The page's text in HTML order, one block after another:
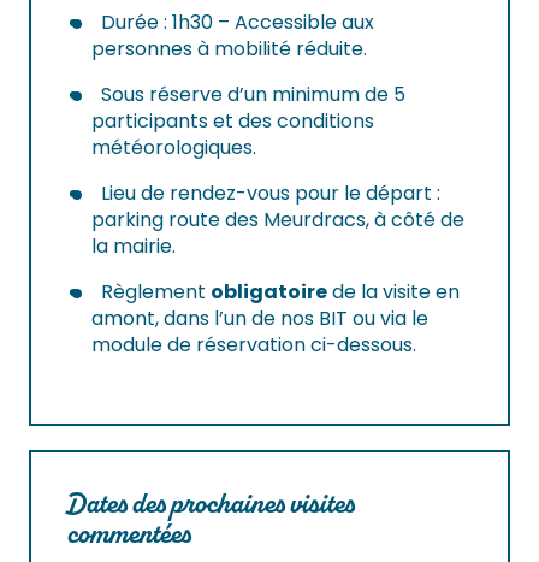
Durée : 1h30 – Accessible aux
personnes à mobilité réduite.
Sous réserve d’un minimum de 5
participants et des conditions
météorologiques.
Lieu de rendez-vous pour le départ :
parking route des Meurdracs, à côté de
la mairie.
Règlement obligatoirede la visite en
amont, dans l’un de nos BIT ou via le
module de réservation ci-dessous.
Dates des prochaines visites
commentées